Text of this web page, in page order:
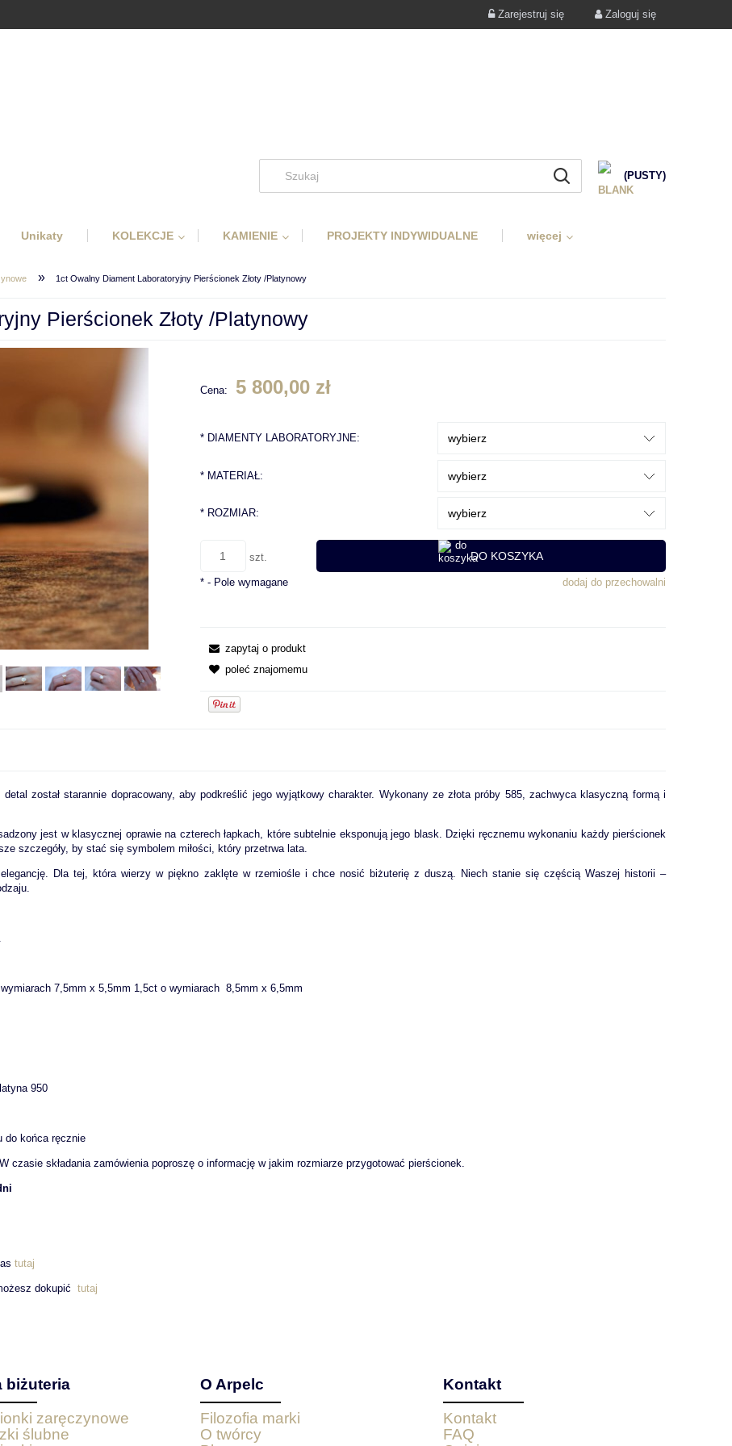
Zarejestruj się Zaloguj się
(PUSTY)
Unikaty KOLEKCJE KAMIENIE PROJEKTY INDYWIDUALNE więcej
» 1ct Owalny Diament Laboratoryjny Pierścionek Złoty /Platynowy
Pierścionek Złoty /Platynowy
Cena: 5 800,00 zł
*DIAMENTY LABORATORYJNE:
*MATERIAŁ:
*ROZMIAR:
szt. DO KOSZYKA
dodaj do przechowalni
*- Pole wymagane
zapytaj o produkt
poleć znajomemu
został starannie dopracowany, aby podkreślić jego wyjątkowy charakter. Wykonany ze złota próby 585, zachwyca klasyczną formą i
jest w klasycznej oprawie na czterech łapkach, które subtelnie eksponują jego blask. Dzięki ręcznemu wykonaniu każdy pierścionek
szczegóły, by stać się symbolem miłości, który przetrwa lata.
Dla tej, która wierzy w piękno zaklęte w rzemiośle i chce nosić biżuterię z duszą. Niech stanie się częścią Waszej historii –
7,5mm x 5,5mm 1,5ct o wymiarach 8,5mm x 6,5mm
950
do końca ręcznie
czasie składania zamówienia poproszę o informację w jakim rozmiarze przygotować pierścionek.
tutaj
dokupić tutaj
biżuteria
zaręczynowe
ślubne
O Arpelc
Filozofia marki
O twórcy
Kontakt
Kontakt
FAQ